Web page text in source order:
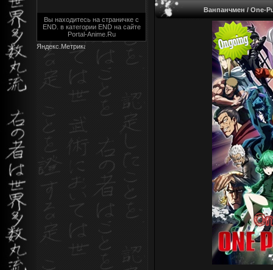
Вы находитесь на страничке с
END. в категории END на сайте
Portal-Anime.Ru
Ванпанчмен / One-